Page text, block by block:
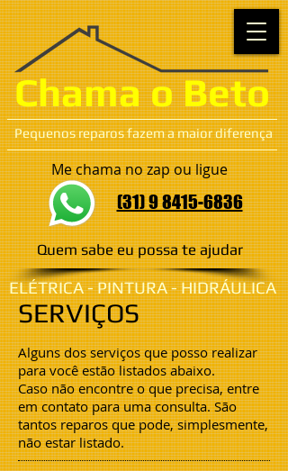
Me chama no zap ou ligue
(31) 9 8415-6836
Quem sabe eu possa te ajudar​
Chama o Beto
Pequenos reparos fazem a maior diferença
ELÉTRICA - PINTURA - HIDRÁULICA
SERVIÇOS
Alguns dos serviços que posso realizar
para você estão listados abaixo.
Caso não encontre o que precisa, entre
em contato para uma consulta. São
tantos reparos que pode, simplesmente,
não estar listado.